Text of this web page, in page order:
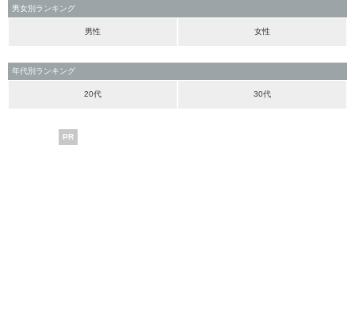
男女別ランキング
男性 女性
年代別ランキング
20代 30代
PR